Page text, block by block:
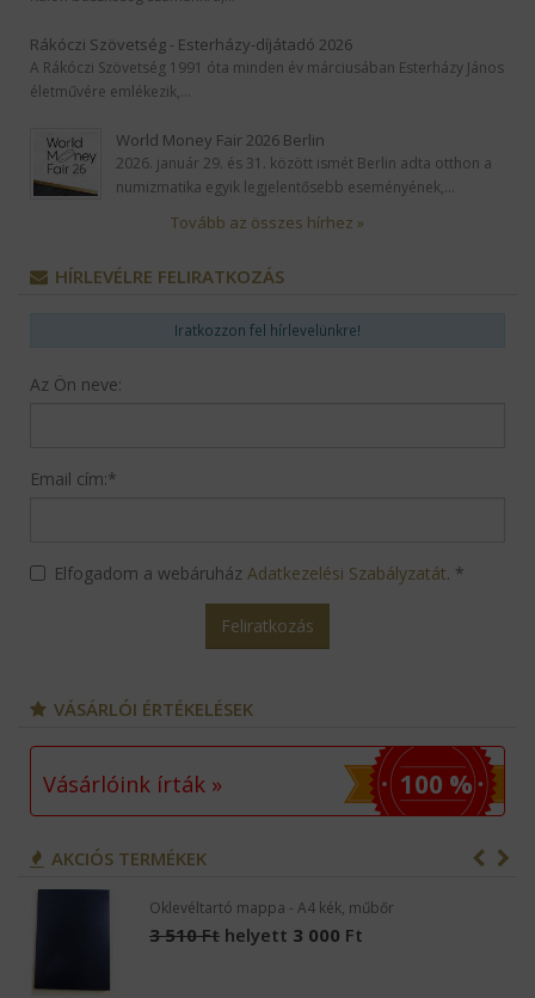
Rákóczi Szövetség - Esterházy-díjátadó 2026
A Rákóczi Szövetség 1991 óta minden év márciusában Esterházy János
életművére emlékezik,…
World Money Fair 2026 Berlin
2026. január 29. és 31. között ismét Berlin adta otthon a
numizmatika egyik legjelentősebb eseményének,…
Tovább az összes hírhez »
HÍRLEVÉLRE FELIRATKOZÁS
Iratkozzon fel hírlevelünkre!
Az Ön neve:
Email cím:*
Elfogadom a webáruház Adatkezelési Szabályzatát. *
Feliratkozás
VÁSÁRLÓI ÉRTÉKELÉSEK
Vásárlóink írták » 100 %
AKCIÓS TERMÉKEK
Oklevéltartó mappa - A4 kék, műbőr
3 510 Ft helyett 3 000 Ft